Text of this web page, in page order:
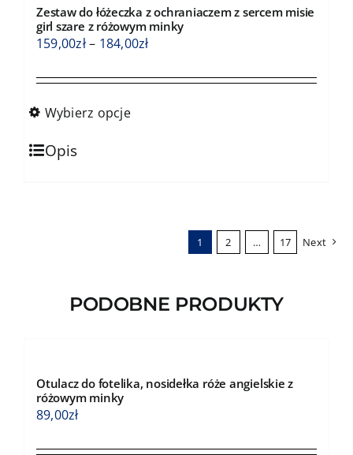
można
wybrać
stronie
produktu
Zestaw do łóżeczka z ochraniaczem z sercem misie
girl szare z różowym minky
159,00zł– 184,00złZakres
od
Wybierz opcje
Ten
produkt
Opis
1 2 … 17 Next
PODOBNE PRODUKTY
Otulacz do fotelika, nosidełka róże angielskie z
różowym minky
89,00zł